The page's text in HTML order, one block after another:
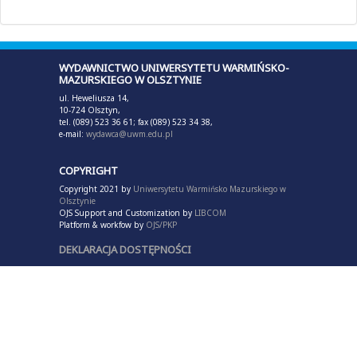
WYDAWNICTWO UNIWERSYTETU WARMIŃSKO-
MAZURSKIEGO W OLSZTYNIE
ul. Heweliusza 14,
10-724 Olsztyn,
tel. (089) 523 36 61; fax (089) 523 34 38,
e-mail: wydawca@uwm.edu.pl
COPYRIGHT
Copyright 2021 by Uniwersytetu Warmińsko Mazurskiego w
Olsztynie
OJS Support and Customization by LIBCOM
Platform & workfow by OJS/PKP
DEKLARACJA DOSTĘPNOŚCI